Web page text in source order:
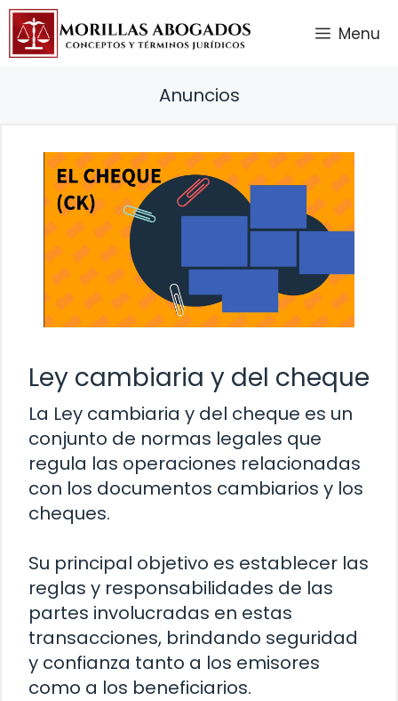
Saltar
contenido
Menu
Anuncios
Ley cambiaria y del cheque
La Ley cambiaria y del cheque es un
conjunto de normas legales que
regula las operaciones relacionadas
con los documentos cambiarios y los
cheques.
Su principal objetivo es establecer las
reglas y responsabilidades de las
partes involucradas en estas
transacciones, brindando seguridad
y confianza tanto a los emisores
como a los beneficiarios.